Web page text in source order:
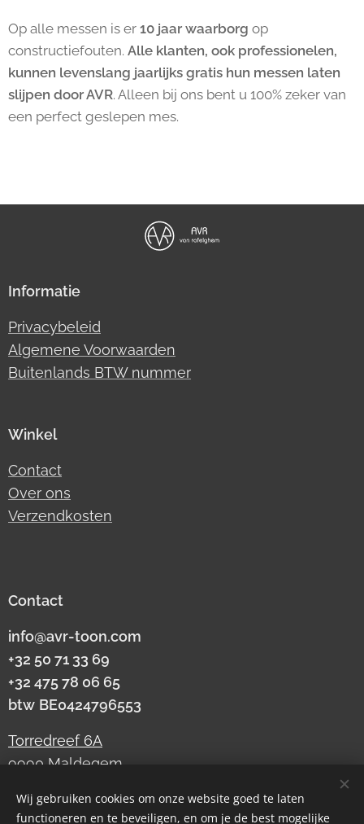
Op alle messen is er 10 jaar waarborg op
constructiefouten. Alle klanten, ook professionelen,
kunnen levenslang jaarlijks gratis hun messen laten
slijpen door AVR. Alleen bij ons bent u 100% zeker van
een perfect geslepen mes.
Informatie
Privacybeleid
Algemene Voorwaarden
Buitenlands BTW nummer
Winkel
Contact
Over ons
Verzendkosten
Contact
info@avr-toon.com
+32 50 71 33 69
+32 475 78 06 65
btw BE0424796553
Torredreef 6A
9990 Maldegem
Wij gebruiken cookies om onze website goed te laten
functioneren en te beveiligen, en om je de best mogelijke